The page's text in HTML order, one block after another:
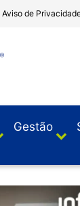
Aviso de
Gestão